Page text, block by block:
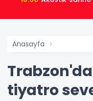
Anasayfa
tiyatro